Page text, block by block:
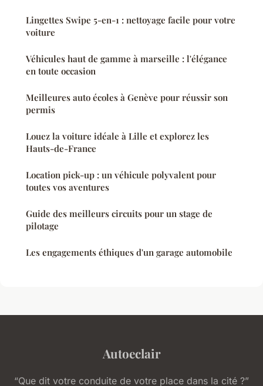
Lingettes Swipe 5-en-1 : nettoyage facile pour votre
voiture
Véhicules haut de gamme à marseille : l'élégance
en toute occasion
Meilleures auto écoles à Genève pour réussir son
permis
Louez la voiture idéale à Lille et explorez les
Hauts-de-France
Location pick-up : un véhicule polyvalent pour
toutes vos aventures
Guide des meilleurs circuits pour un stage de
pilotage
Les engagements éthiques d'un garage automobile
Autoeclair
“Que dit votre conduite de votre place dans la cité ?”